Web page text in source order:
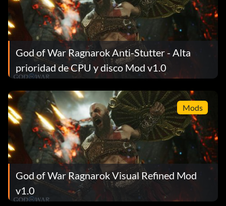
God of War Ragnarok Anti-Stutter - Alta
prioridad de CPU y disco Mod v1.0
Mods
God of War Ragnarok Visual Refined Mod
v1.0